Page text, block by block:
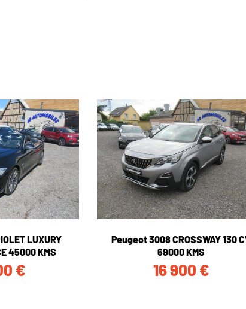
LUXURY
45000 KMS
€
Peugeot 3008 CROSSWAY 130
69000 KMS
16 900 €